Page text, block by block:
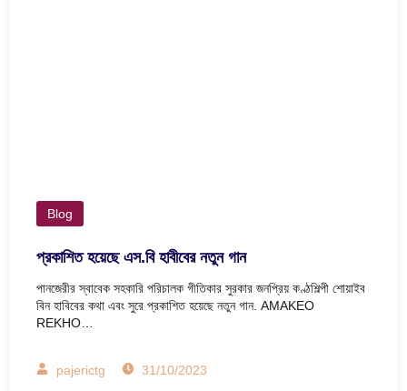
Blog
প্রকাশিত হয়েছে এস.বি হাবীবের নতুন গান
পানজেরীর স্বাবেক সহকারি পরিচালক গীতিকার সুরকার জনপ্রিয় কণ্ঠশিল্পী শোয়াইব
বিন হাবিবের কথা এবং সুরে প্রকাশিত হয়েছে নতুন গান. AMAKEO
REKHO…
pajerictg 31/10/2023